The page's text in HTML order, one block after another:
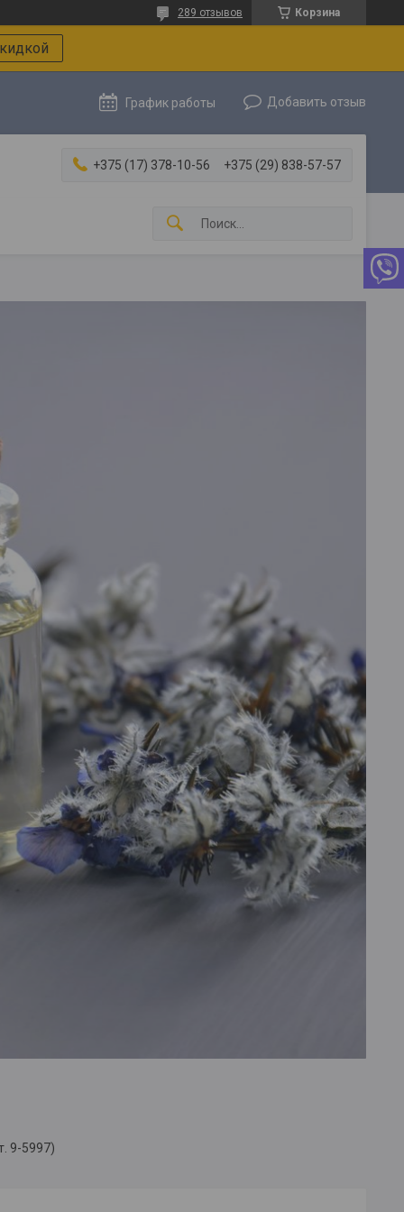
Корзина
289 отзывов
График работы Добавить отзыв
+375 (17) 378-10-56 +375 (29) 838-57-57
9-5997)